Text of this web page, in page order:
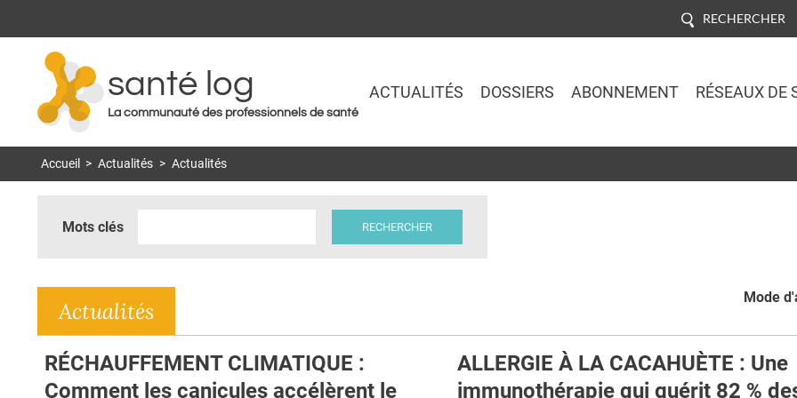
RECHERCHER
santé log
La communauté des professionnels de santé
ACTUALITÉS DOSSIERS ABONNEMENT RÉSEAUX DE
Accueil > Actualités > Actualités
Mots clés
Mode
Actualités
RÉCHAUFFEMENT CLIMATIQUE :
Comment les canicules accélèrent le
ALLERGIE À LA CACAHUÈTE : Une
immunothérapie qui guérit 82 %